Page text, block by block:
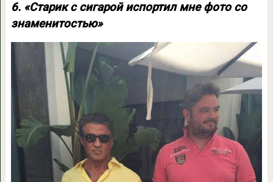
6. «Старик с сигарой испортил мне фото со
знаменитостью»